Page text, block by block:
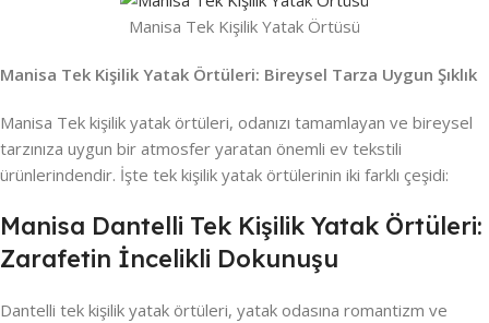
Manisa Tek Kişilik Yatak Örtüsü
Manisa Tek Kişilik Yatak Örtüleri: Bireysel Tarza Uygun Şıklık
Manisa Tek kişilik yatak örtüleri, odanızı tamamlayan ve bireysel
tarzınıza uygun bir atmosfer yaratan önemli ev tekstili
ürünlerindendir. İşte tek kişilik yatak örtülerinin iki farklı çeşidi:
Manisa Dantelli Tek Kişilik Yatak Örtüleri:
Zarafetin İncelikli Dokunuşu
Dantelli tek kişilik yatak örtüleri, yatak odasına romantizm ve